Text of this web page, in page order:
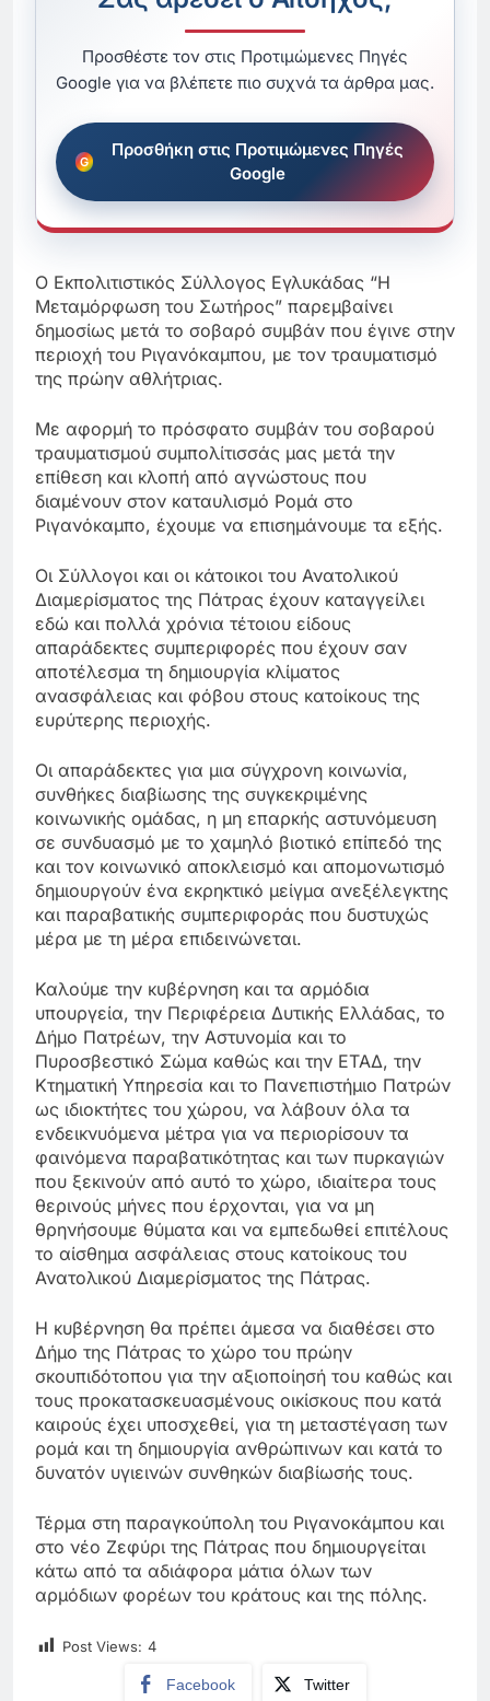
Προσθέστε τον στις Προτιμώμενες Πηγές
Google για να βλέπετε πιο συχνά τα άρθρα μας.
Προσθήκη στις Προτιμώμενες Πηγές
Google
Ο Εκπολιτιστικός Σύλλογος Εγλυκάδας “Η
Μεταμόρφωση του Σωτήρος” παρεμβαίνει
δημοσίως μετά το σοβαρό συμβάν που έγινε στην
περιοχή του Ριγανόκαμπου, με τον τραυματισμό
της πρώην αθλήτριας.
Με αφορμή το πρόσφατο συμβάν του σοβαρού
τραυματισμού συμπολίτισσάς μας μετά την
επίθεση και κλοπή από αγνώστους που
διαμένουν στον καταυλισμό Ρομά στο
Ριγανόκαμπο, έχουμε να επισημάνουμε τα εξής.
Οι Σύλλογοι και οι κάτοικοι του Ανατολικού
Διαμερίσματος της Πάτρας έχουν καταγγείλει
εδώ και πολλά χρόνια τέτοιου είδους
απαράδεκτες συμπεριφορές που έχουν σαν
αποτέλεσμα τη δημιουργία κλίματος
ανασφάλειας και φόβου στους κατοίκους της
ευρύτερης περιοχής.
Οι απαράδεκτες για μια σύγχρονη κοινωνία,
συνθήκες διαβίωσης της συγκεκριμένης
κοινωνικής ομάδας, η μη επαρκής αστυνόμευση
σε συνδυασμό με το χαμηλό βιοτικό επίπεδό της
και τον κοινωνικό αποκλεισμό και απομονωτισμό
δημιουργούν ένα εκρηκτικό μείγμα ανεξέλεγκτης
και παραβατικής συμπεριφοράς που δυστυχώς
μέρα με τη μέρα επιδεινώνεται.
Καλούμε την κυβέρνηση και τα αρμόδια
υπουργεία, την Περιφέρεια Δυτικής Ελλάδας, το
Δήμο Πατρέων, την Αστυνομία και το
Πυροσβεστικό Σώμα καθώς και την ΕΤΑΔ, την
Κτηματική Υπηρεσία και το Πανεπιστήμιο Πατρών
ως ιδιοκτήτες του χώρου, να λάβουν όλα τα
ενδεικνυόμενα μέτρα για να περιορίσουν τα
φαινόμενα παραβατικότητας και των πυρκαγιών
που ξεκινούν από αυτό το χώρο, ιδιαίτερα τους
θερινούς μήνες που έρχονται, για να μη
θρηνήσουμε θύματα και να εμπεδωθεί επιτέλους
το αίσθημα ασφάλειας στους κατοίκους του
Ανατολικού Διαμερίσματος της Πάτρας.
Η κυβέρνηση θα πρέπει άμεσα να διαθέσει στο
Δήμο της Πάτρας το χώρο του πρώην
σκουπιδότοπου για την αξιοποίησή του καθώς και
τους προκατασκευασμένους οικίσκους που κατά
καιρούς έχει υποσχεθεί, για τη μεταστέγαση των
ρομά και τη δημιουργία ανθρώπινων και κατά το
δυνατόν υγιεινών συνθηκών διαβίωσής τους.
Τέρμα στη παραγκούπολη του Ριγανοκάμπου και
στο νέο Ζεφύρι της Πάτρας που δημιουργείται
κάτω από τα αδιάφορα μάτια όλων των
αρμόδιων φορέων του κράτους και της πόλης.
Post Views: 4
Facebook Twitter